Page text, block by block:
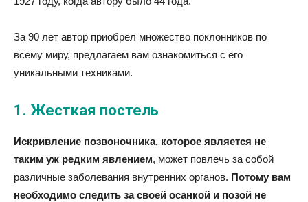
За 90 лет автор приобрел множество поклонников по
всему миру, предлагаем вам ознакомиться с его
уникальными техниками.
1. Жесткая постель
Искривление позвоночника, которое является не
таким уж редким явлением, может повлечь за собой
различные заболевания внутренних органов. Потому вам
необходимо следить за своей осанкой и позой не